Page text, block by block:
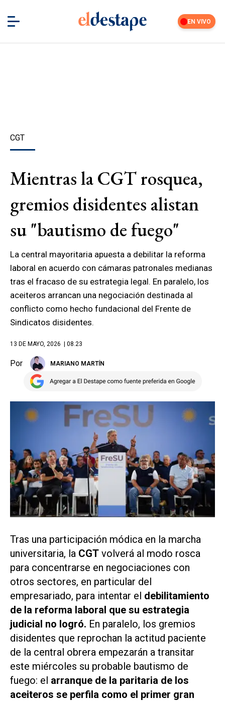
EN VIVO
CGT
Mientras la CGT rosquea,
gremios disidentes alistan
su "bautismo de fuego"
La central mayoritaria apuesta a debilitar la reforma
laboral en acuerdo con cámaras patronales medianas
tras el fracaso de su estrategia legal. En paralelo, los
aceiteros arrancan una negociación destinada al
conflicto como hecho fundacional del Frente de
Sindicatos disidentes.
13 DE MAYO, 2026 | 08.23
Por MARIANO MARTÍN
Tras una participación módica en la marcha
universitaria, la CGT volverá al modo rosca
para concentrarse en negociaciones con
otros sectores, en particular del
empresariado, para intentar el debilitamiento
de la reforma laboral que su estrategia
judicial no logró. En paralelo, los gremios
disidentes que reprochan la actitud paciente
de la central obrera empezarán a transitar
este miércoles su probable bautismo de
fuego: el arranque de la paritaria de los
aceiteros se perfila como el primer gran